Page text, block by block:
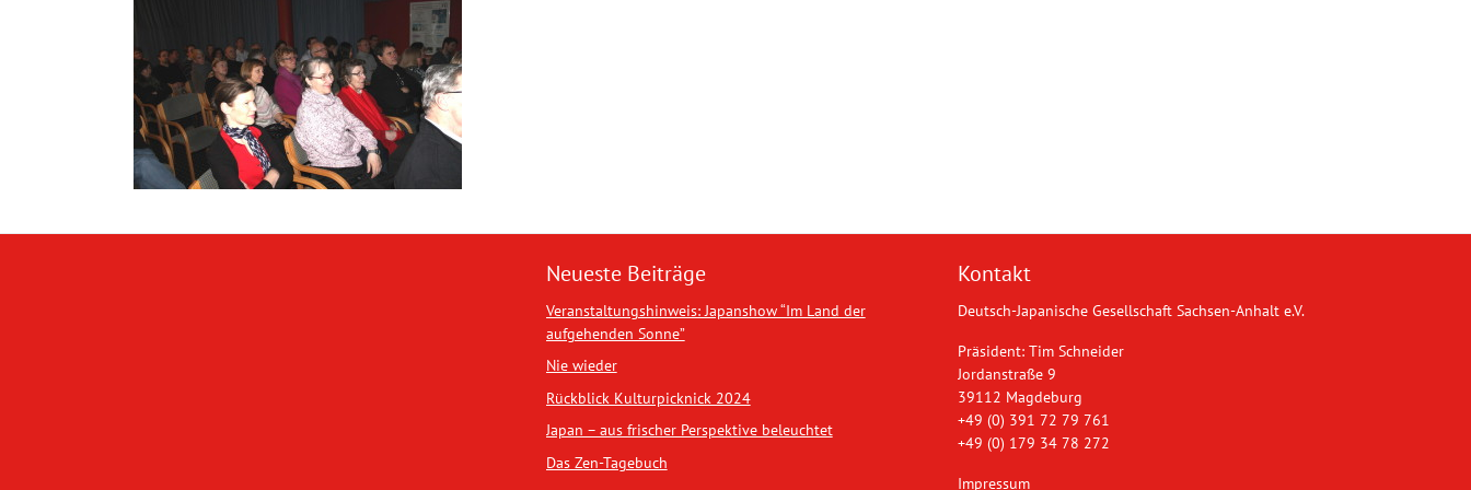
Neueste Beiträge
Veranstaltungshinweis: Japanshow “Im Land der
aufgehenden Sonne”
Nie wieder
Rückblick Kulturpicknick 2024
Japan – aus frischer Perspektive beleuchtet
Das Zen-Tagebuch
Kontakt
Deutsch-Japanische Gesellschaft Sachsen-Anhalt e.V.
Präsident: Tim Schneider
Jordanstraße 9
39112 Magdeburg
+49 (0) 391 72 79 761
+49 (0) 179 34 78 272
Impressum